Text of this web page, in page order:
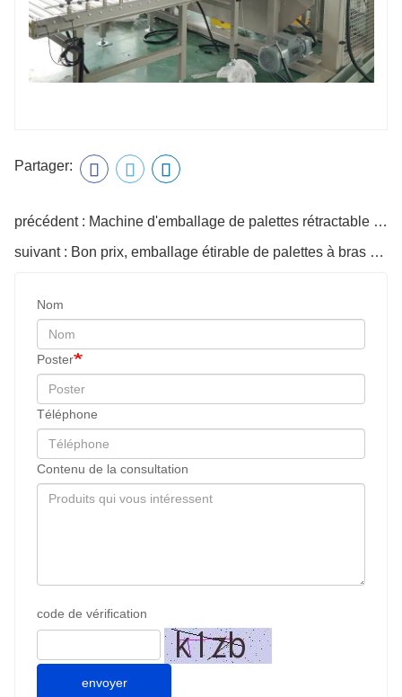
Partager:
précédent : Machine d'emballage de palettes rétractable automatique, bon marché, emballage sous Film, emballage de palettes
suivant : Bon prix, emballage étirable de palettes à bras rotatif automatique intelligent à grande vitesse
Nom
Poster
Téléphone
Contenu de la consultation
code de vérification
envoyer